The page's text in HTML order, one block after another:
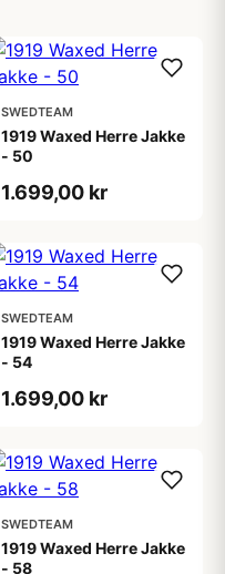
SWEDTEAM
1919 Waxed Herre Jakke
- 50
1.699,00 kr
SWEDTEAM
1919 Waxed Herre Jakke
- 54
1.699,00 kr
SWEDTEAM
1919 Waxed Herre Jakke
- 58